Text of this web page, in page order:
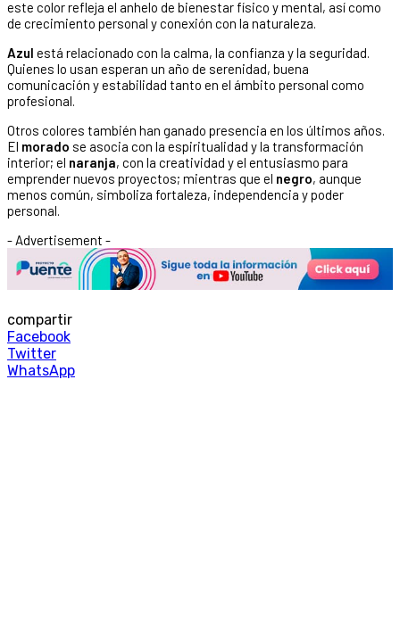
este color refleja el anhelo de bienestar físico y mental, así como
de crecimiento personal y conexión con la naturaleza.
Azul está relacionado con la calma, la confianza y la seguridad.
Quienes lo usan esperan un año de serenidad, buena
comunicación y estabilidad tanto en el ámbito personal como
profesional.
Otros colores también han ganado presencia en los últimos años.
El morado se asocia con la espiritualidad y la transformación
interior; el naranja, con la creatividad y el entusiasmo para
emprender nuevos proyectos; mientras que el negro, aunque
menos común, simboliza fortaleza, independencia y poder
personal.
- Advertisement -
compartir
Facebook
Twitter
WhatsApp